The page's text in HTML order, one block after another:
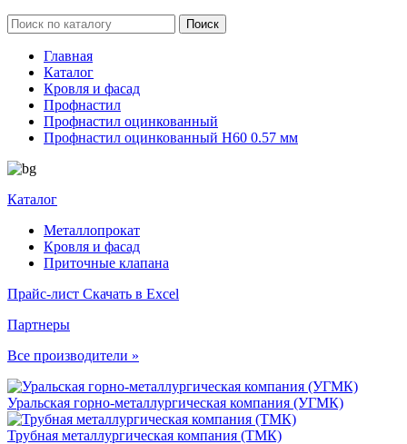
Главная
Каталог
Кровля и фасад
Профнастил
Профнастил оцинкованный
Профнастил оцинкованный Н60 0.57 мм
Каталог
Металлопрокат
Кровля и фасад
Приточные клапана
Прайс-лист Скачать в Excel
Партнеры
Все производители »
Уральская горно-металлургическая компания (УГМК)
Трубная металлургическая компания (ТМК)